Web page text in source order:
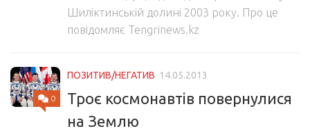
Шиліктинській долині 2003 року. Про це
повідомляє Tengrinews.kz
0
ПОЗИТИВ/НЕГАТИВ 14.05.2013
Троє космонавтів повернулися
на Землю